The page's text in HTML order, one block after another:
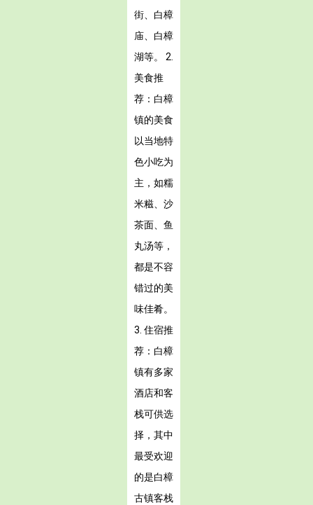
街、白樟
庙、白樟
湖等。 2.
美食推
荐：白樟
镇的美食
以当地特
色小吃为
主，如糯
米糍、沙
茶面、鱼
丸汤等，
都是不容
错过的美
味佳肴。
3. 住宿推
荐：白樟
镇有多家
酒店和客
栈可供选
择，其中
最受欢迎
的是白樟
古镇客栈